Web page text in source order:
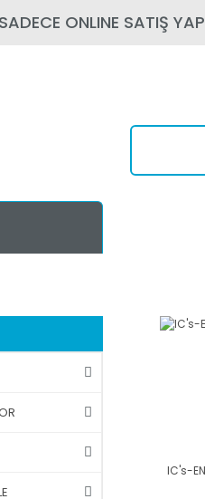
SADECE ONLINE SATIŞ
IC's-